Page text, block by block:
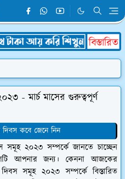
- মার্চ মাসের গুরুত্বপূর্ণ
দিবস কবে জেনে নিন
সমূহ ২০২৩ সম্পর্কে জানতে চাচ্ছেন
আপনার জন্য। কেননা আজকের
দিবস সমূহ ২০২৩ সম্পর্কে বিস্তারিত